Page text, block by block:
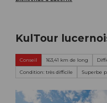
KulTour
Conseil 163,41 km de long
Condition: très difficile
Superbe